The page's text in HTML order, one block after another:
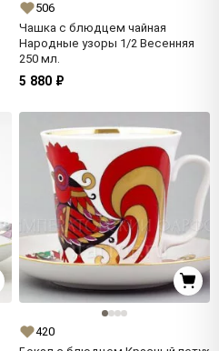
506
Чашка с блюдцем чайная
Народные узоры 1/2 Весенняя
250 мл.
5 880 ₽
420